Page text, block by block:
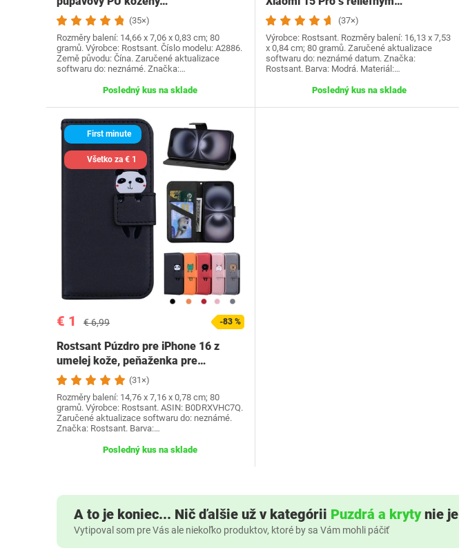
(35×)
Rozměry balení: 14,66 x 7,06 x 0,83 cm; 80
gramů. Výrobce: Rostsant. Číslo modelu: A2886.
Země původu: Čína. Zaručené aktualizace
softwaru do: neznámé. Značka:…
Posledný kus na sklade
(37×)
Výrobce: Rostsant. Rozměry balení: 16,13 x 7,53
x 0,84 cm; 80 gramů. Zaručené aktualizace
softwaru do: neznámé datum. Značka:
Rostsant. Barva: Modrá. Materiál:…
Posledný kus na sklade
First minute
Všetko za € 1
€ 1 € 6,99 -83 %
Rostsant Púzdro pre iPhone 16 z
umelej kože, peňaženka pre…
(31×)
Rozměry balení: 14,76 x 7,16 x 0,78 cm; 80
gramů. Výrobce: Rostsant. ASIN: B0DRXVHC7Q.
Zaručené aktualizace softwaru do: neznámé.
Značka: Rostsant. Barva:…
Posledný kus na sklade
A to je koniec... Nič ďalšie už v kategórii Puzdrá a krytynie je
Vytipoval som pre Vás ale niekoľko produktov, ktoré by sa Vám mohli páčiť